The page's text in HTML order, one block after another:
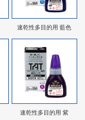
速乾性多目的用 藍色
速乾性多目的用 紫